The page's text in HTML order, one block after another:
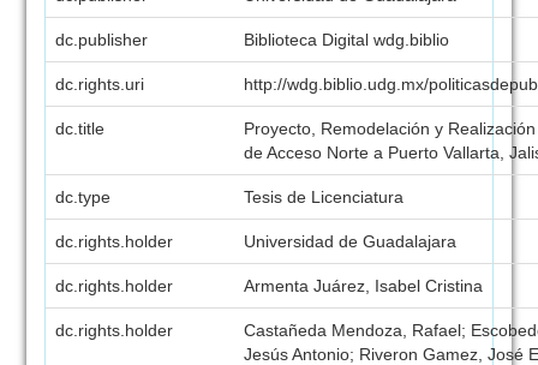
dc.publisher Biblioteca Digital wdg.biblio
dc.rights.uri http://wdg.biblio.udg.mx/
dc.title
Proyecto, Remodelación y
de Acceso Norte a Puerto Vallarta,
dc.type Tesis de Licenciatura
dc.rights.holder Universidad de Guadalajara
dc.rights.holder Armenta Juárez, Isabel Cristina
dc.rights.holder
Castañeda Mendoza, Rafael;
Jesús Antonio; Riveron Gamez, José